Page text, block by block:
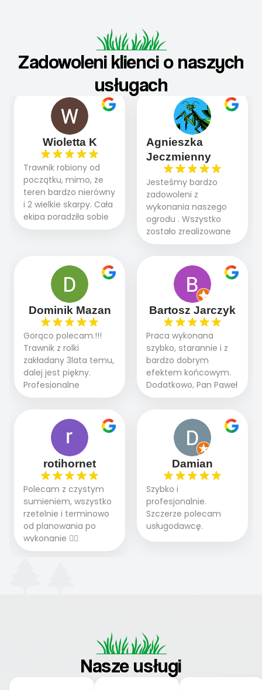
Zadowoleni klienci o naszych
usługach
Wioletta K
Trawnik robiony od
początku, mimo, że
teren bardzo nierówny
i 2 wielkie skarpy. Cała
ekipa poradziła sobie
WSPANIALE od
panowie wiedzą co
robią. Wszystko poszło
sprawnie i szybko.
Doradztwo w
pielęgnacji trawnika
teraz i na późniejszym
etapie jest dużym
plusem. Teraz razem
z dzieckiem i małym
pieskiem cieszymy się
pięknym trawnikiem :)
A trawa robi efekt
Agnieszka
Jeczmienny
Jesteśmy bardzo
zadowoleni z
wykonania naszego
ogrodu . Wszystko
zostało zrealizowane
fachowo, rzetelnie i
oczekiwaniami. Prace
przebiegały sprawnie
dzięki temu,że firma
działa kompleksowo :
ogrodnictwo,nawodnienie,
brukarstwo.Efekt
końcowy przerósł
nasze oczekiwania.
Polecamy tę firmę
wszystkim , którzy
marzą o pięknym
Dominik Mazan
Gorąco polecam.!!!
Trawnik z rolki
zakładany 3lata temu,
dalej jest piękny.
Profesjonalne
podejście do pracy,
2 zlecenia na rolkę.
Polecam.
Bartosz Jarczyk
Praca wykonana
szybko, starannie i z
bardzo dobrym
efektem końcowym.
Dodatkowo, Pan Paweł
chętnie udziela porad
rotihornet
Polecam z czystym
sumieniem, wszystko
rzetelnie i terminowo
od planowania po
wykonanie 👍🏻
Damian
Szybko i
profesjonalnie.
Szczerze polecam
usługodawcę.
Nasze usługi